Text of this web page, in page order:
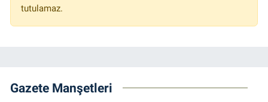
tutulamaz.
Gazete Manşetleri